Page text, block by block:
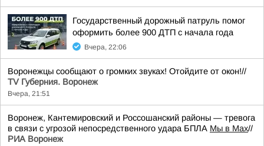
Государственный дорожный патруль помог
оформить более 900 ДТП с начала года
Вчера, 22:06
Воронежцы сообщают о громких звуках! Отойдите от окон!//
TV Губерния. Воронеж
Вчера, 21:51
Воронеж, Кантемировский и Россошанский районы — тревога
в связи с угрозой непосредственного удара БПЛА Мы в Мах//
РИА Воронеж